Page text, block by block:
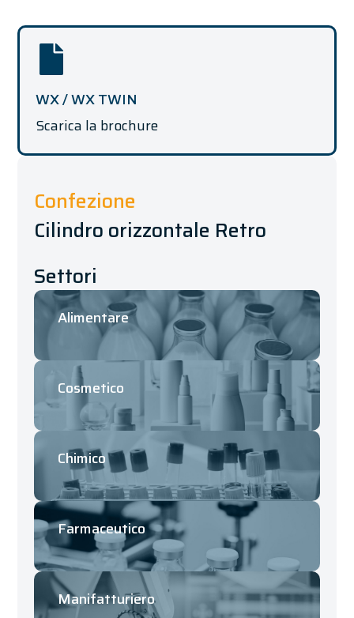
WX / WX TWIN
Scarica la brochure
Confezione
Cilindro orizzontale Retro
Settori
Alimentare
Cosmetico
Chimico
Farmaceutico
Manifatturiero